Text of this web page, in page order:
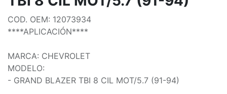
COD. OEM: 12073934
****APLICACIÓN****
MARCA: CHEVROLET
MODELO:
- GRAND BLAZER TBI 8 CIL MOT/5.7 (91-94)